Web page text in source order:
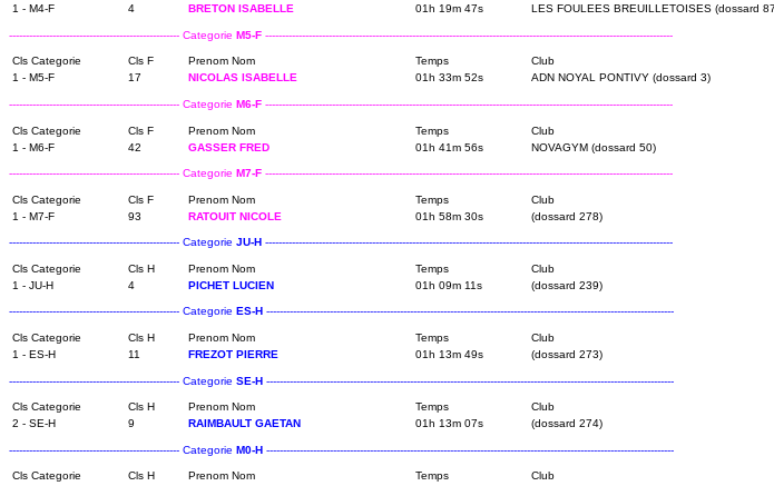
1 - M4-F
4 BRETON ISABELLE 01h 19m 47s LES FOULEES BREUILLETOISES (dossard
--------------------------------------------------- Categorie M5-F --------------------------------------------------------------------------------------------------------------------------
Cls Categorie Cls F Prenom Nom Temps
Club
1 - M5-F
17 NICOLAS ISABELLE 01h 33m 52s ADN NOYAL PONTIVY (dossard 3)
--------------------------------------------------- Categorie M6-F --------------------------------------------------------------------------------------------------------------------------
Cls Categorie Cls F Prenom Nom Temps
Club
1 - M6-F
42 GASSER FRED 01h 41m 56s NOVAGYM (dossard 50)
--------------------------------------------------- Categorie M7-F --------------------------------------------------------------------------------------------------------------------------
Cls Categorie Cls F Prenom Nom Temps
Club
1 - M7-F
93 RATOUIT NICOLE 01h 58m 30s (dossard 278)
--------------------------------------------------- Categorie JU-H --------------------------------------------------------------------------------------------------------------------------
Cls Categorie Cls H Prenom Nom Temps
Club
1 - JU-H
4 PICHET LUCIEN 01h 09m 11s (dossard 239)
--------------------------------------------------- Categorie ES-H --------------------------------------------------------------------------------------------------------------------------
Cls Categorie Cls H Prenom Nom Temps
Club
1 - ES-H
11 FREZOT PIERRE 01h 13m 49s (dossard 273)
--------------------------------------------------- Categorie SE-H --------------------------------------------------------------------------------------------------------------------------
Cls Categorie Cls H Prenom Nom Temps
Club
2 - SE-H
9 RAIMBAULT GAETAN 01h 13m 07s (dossard 274)
--------------------------------------------------- Categorie M0-H --------------------------------------------------------------------------------------------------------------------------
Cls Categorie Cls H Prenom Nom Temps
Club